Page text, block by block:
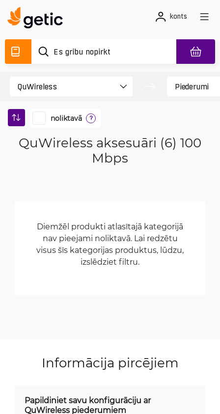
konts
noliktavā ?
QuWireless aksesuāri (6) 100
Mbps
Diemžēl produkti atlasītajā kategorijā
nav pieejami noliktavā. Lai redzētu
visus šīs kategorijas produktus, lūdzu,
izslēdziet filtru.
Informācija pircējiem
Papildiniet savu konfigurāciju ar
QuWireless piederumiem